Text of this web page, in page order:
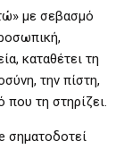
με σεβασμό
καταθέτει τη
την πίστη,
που τη στηρίζει.
σηματοδοτεί